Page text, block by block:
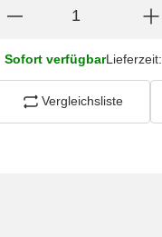
Sofort verfügbarLieferzeit:
Vergleichsliste